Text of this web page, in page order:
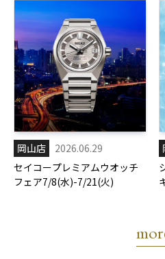
岡山店
2026.06.29
セイコープレミアムウオッチ
フェア7/8(水)-7/21(火)